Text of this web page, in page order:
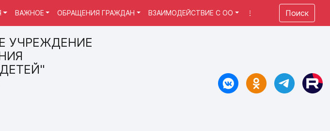
УЧРЕЖДЕНИЕ
ВАЖНОЕ ОБРАЩЕНИЯ ГРАЖДАН ВЗАИМОДЕЙСТВИЕ С ОО ⋮ Поиск